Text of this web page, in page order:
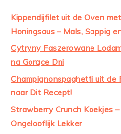
Kippendijfilet uit de Oven
Honingsaus – Mals, Sappig
Cytryny Faszerowane
na Gorące Dni
Champignonspaghetti uit de
naar Dit Recept!
Strawberry Crunch Koekjes
Ongelooflijk Lekker